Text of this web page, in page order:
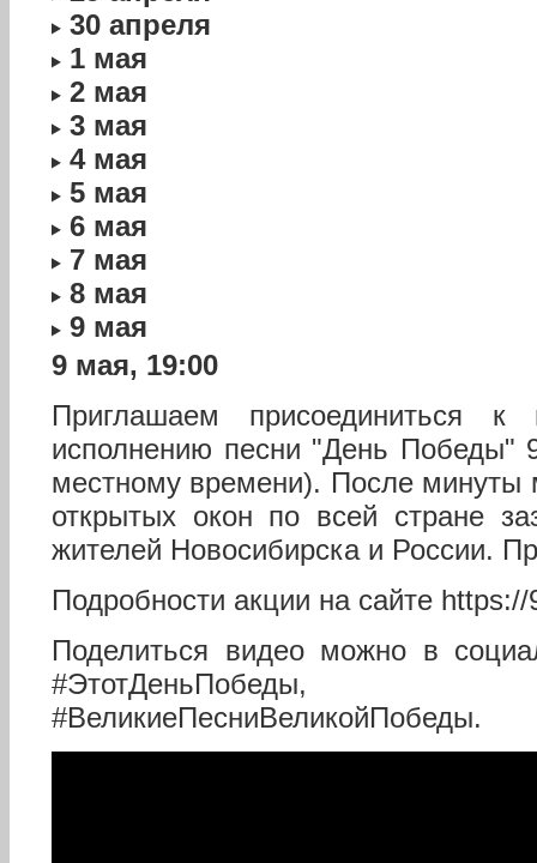
30 апреля
1 мая
2 мая
3 мая
4 мая
5 мая
6 мая
7 мая
8 мая
9 мая
9 мая, 19:00
Приглашаем присоединиться к
исполнению песни "День Победы"
местному времени). После минуты
открытых окон по всей стране
жителей Новосибирска и России.
Подробности акции на сайте
Поделиться видео можно в
#ВеликиеПесниВеликойПобеды.